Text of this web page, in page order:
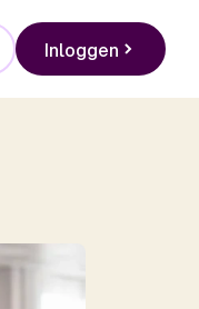
Inloggen